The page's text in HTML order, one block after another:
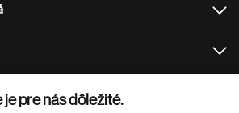
spoločnosti Novartis
je pre nás dôležité.